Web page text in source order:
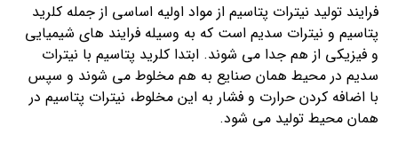
فرایند تولید نیترات پتاسیم از مواد اولیه اساسی از جمله کلرید
پتاسیم و نیترات سدیم است که به وسیله فرایند های شیمیایی
و فیزیکی از هم جدا می شوند. ابتدا کلرید پتاسیم با نیترات
سدیم در محیط همان صنایع به هم مخلوط می شوند و سپس
با اضافه کردن حرارت و فشار به این مخلوط، نیترات پتاسیم در
همان محیط تولید می شود.